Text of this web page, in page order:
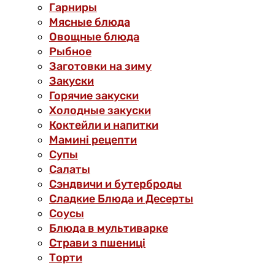
Гарниры
Мясные блюда
Овощные блюда
Рыбное
Заготовки на зиму
Закуски
Горячие закуски
Холодные закуски
Коктейли и напитки
Мамині рецепти
Супы
Салаты
Сэндвичи и бутерброды
Сладкие Блюда и Десерты
Соусы
Блюда в мультиварке
Страви з пшениці
Торти